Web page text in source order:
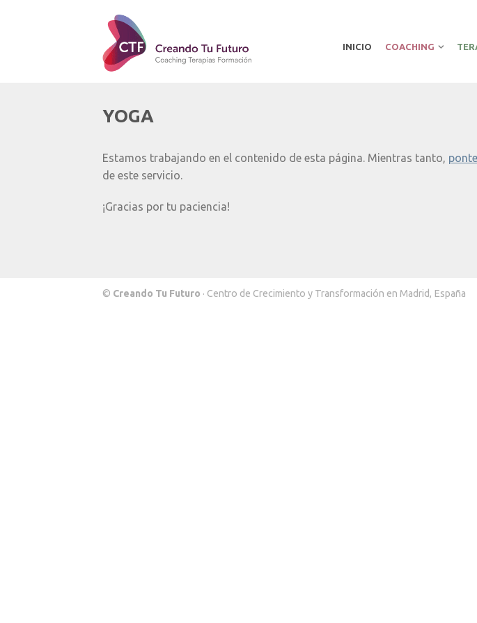
INICIO COACHING
YOGA
Estamos trabajando en el contenido de esta página. Mientras tanto,
de este servicio.
¡Gracias por tu paciencia!
© Creando Tu Futuro · Centro de Crecimiento y Transformación en Madrid, España